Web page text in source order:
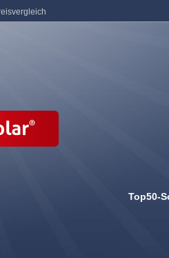
Top50-